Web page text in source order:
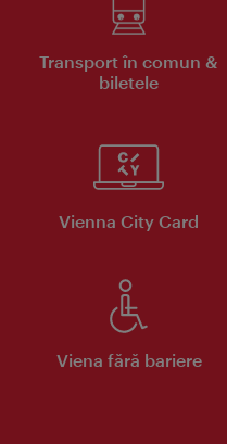
Transport în comun &
biletele
Vienna City Card
Viena fără bariere